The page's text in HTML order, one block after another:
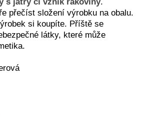
přečíst složení výrobku na obalu.
si koupíte. Příště se
látky, které může